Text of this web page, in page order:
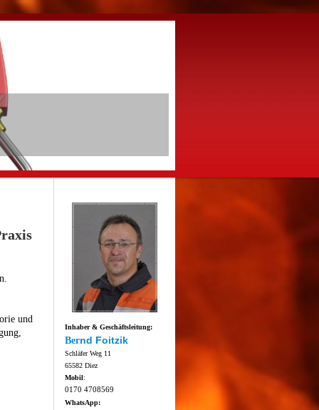
und
Inhaber & Geschäftsleitung:
Bernd Foitzik
Schläfer Weg 11
65582 Diez
Mobil:
0170 4708569
WhatsApp: